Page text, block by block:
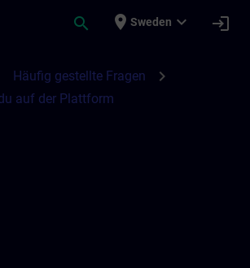
search place Sweden expand_more login
Häufig gestellte Fragen chevron_right
auf der Plattform